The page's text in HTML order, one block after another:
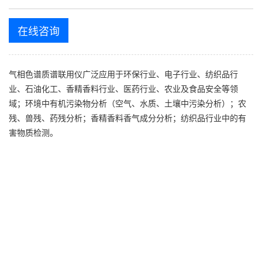
在线咨询
气相色谱质谱联用仪广泛应用于环保行业、电子行业、纺织品行
业、石油化工、香精香料行业、医药行业、农业及食品安全等领
域；环境中有机污染物分析（空气、水质、土壤中污染分析）；农
残、兽残、药残分析；香精香料香气成分分析；纺织品行业中的有
害物质检测。